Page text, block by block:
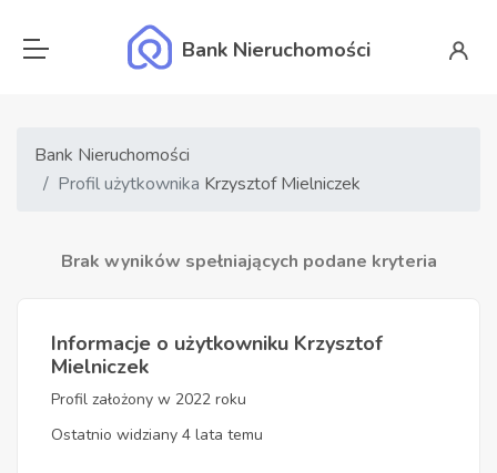
Bank Nieruchomości
Bank Nieruchomości
Profil użytkownika Krzysztof Mielniczek
Brak wyników spełniających podane kryteria
Informacje o użytkowniku Krzysztof
Mielniczek
Profil założony w 2022 roku
Ostatnio widziany 4 lata temu